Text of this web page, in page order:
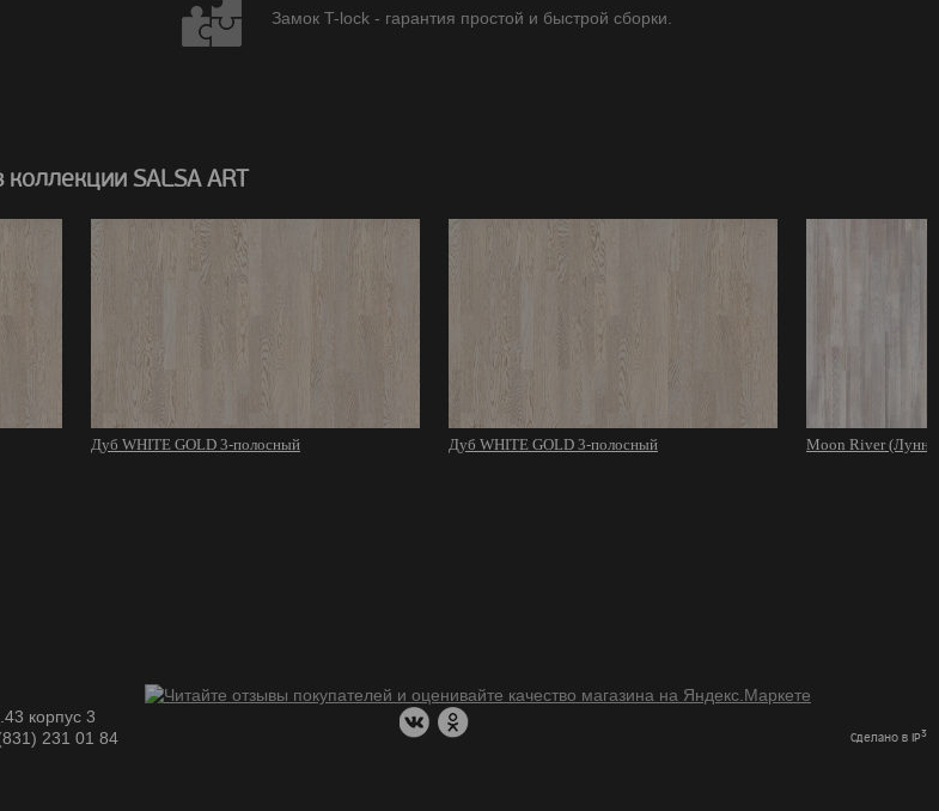
Замок T-lock - гарантия простой и быстрой сборки.
SALSA ART
Дуб WHITE GOLD 3-полосный Дуб WHITE GOLD 3-полосный Moon River
корпус 3
231 01 84
Сделано в IP3